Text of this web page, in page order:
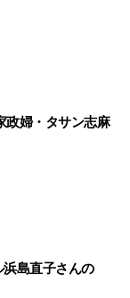
婦・タサン志麻
浜島直子さんの